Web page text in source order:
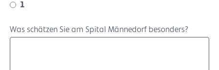
1
Was schätzen Sie am Spital Männedorf besonders?